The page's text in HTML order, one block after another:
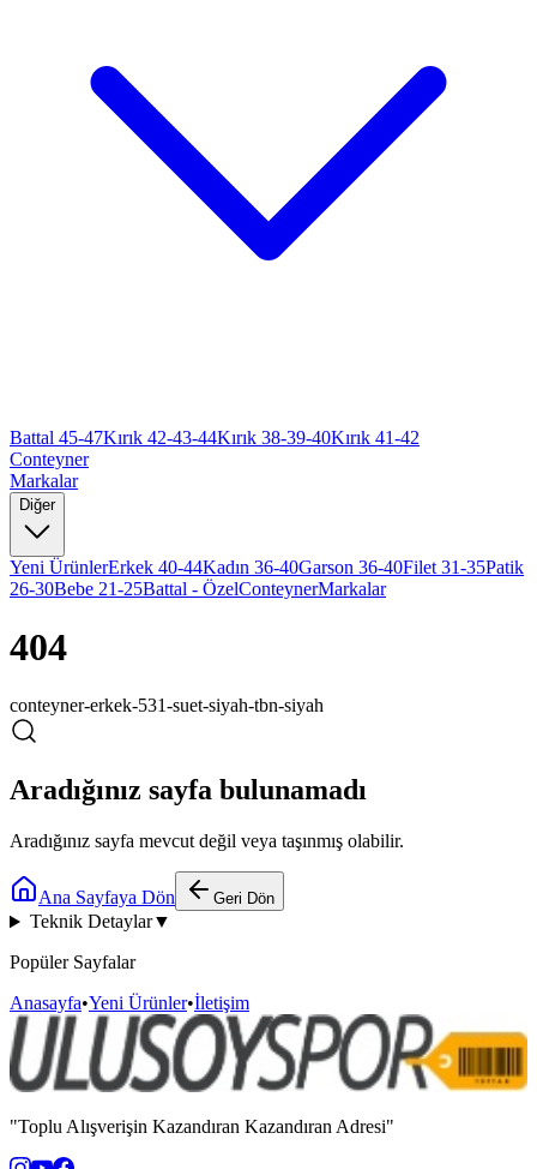
Battal 45-47Kırık 42-43-44Kırık 38-39-40Kırık 41-42
Conteyner
Markalar
Diğer
Yeni ÜrünlerErkek 40-44Kadın 36-40Garson 36-40Filet 31-35Patik
26-30Bebe 21-25Battal - ÖzelConteynerMarkalar
404
conteyner-erkek-531-suet-siyah-tbn-siyah
Aradığınız sayfa bulunamadı
Aradığınız sayfa mevcut değil veya taşınmış olabilir.
Ana Sayfaya Dön Geri Dön
Teknik Detaylar▼
Popüler Sayfalar
Anasayfa•Yeni Ürünler•İletişim
"Toplu Alışverişin Kazandıran Kazandıran Adresi"